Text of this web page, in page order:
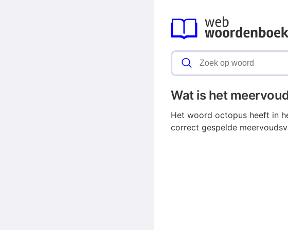
Wat is het
Het woord octopus heeft in
correct gespelde